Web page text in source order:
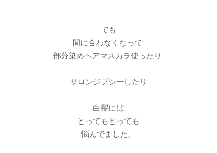
でも
間に合わなくなって
部分染めヘアマスカラ使ったり
サロンジプシーしたり
白髪には
とってもとっても
悩んでました。